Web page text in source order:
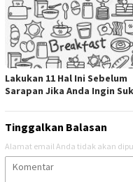
Lakukan 11 Hal Ini Sebelum
Sarapan Jika Anda Ingin
Tinggalkan Balasan
Alamat email Anda tidak akan